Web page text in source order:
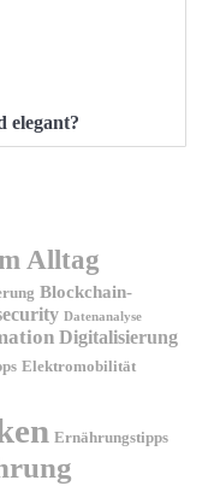
elegant?
Alltag
Blockchain-
Datenanalyse
Digitalisierung
Elektromobilität
Ernährungstipps